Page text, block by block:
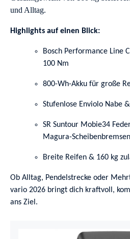
und Alltag.
Highlights auf einen Blick:
Bosch Performance Line
100 Nm
800-Wh-Akku für große
Stufenlose Enviolo Nabe
SR Suntour Mobie34
Magura-Scheibenbremsen
Breite Reifen & 160 kg
Ob Alltag, Pendelstrecke oder
vario 2026 bringt dich kraftvoll,
ans Ziel.